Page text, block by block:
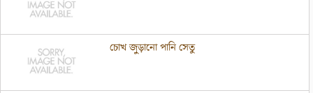
চোখ জুড়ানো পানি সেতু